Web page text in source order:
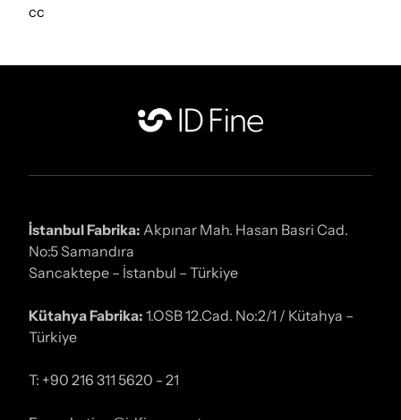
cc
İstanbul Fabrika: Akpınar Mah. Hasan Basri Cad.
No:5 Samandıra
Sancaktepe – İstanbul – Türkiye
Kütahya Fabrika: 1.OSB 12.Cad. No:2/1 / Kütahya –
Türkiye
T: +90 216 311 5620 - 21